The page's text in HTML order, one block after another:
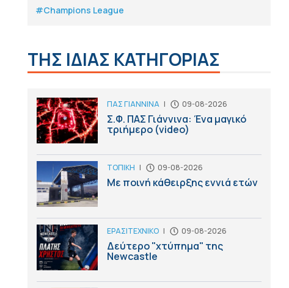
#Champions League
ΤΗΣ ΙΔΙΑΣ ΚΑΤΗΓΟΡΙΑΣ
ΠΑΣ ΓΙΑΝΝΙΝΑ | 09-08-2026
Σ.Φ. ΠΑΣ Γιάννινα: Ένα μαγικό
τριήμερο (video)
ΤΟΠΙΚΗ | 09-08-2026
Με ποινή κάθειρξης εννιά ετών
ΕΡΑΣΙΤΕΧΝΙΚΟ | 09-08-2026
Δεύτερο "χτύπημα" της
Newcastle